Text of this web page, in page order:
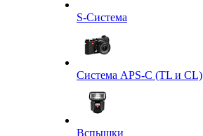
S-Система
Система APS-C (TL и CL)
Вспышки